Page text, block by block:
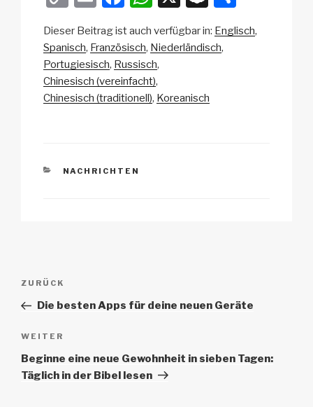
p
y
Li
n
ail c
e
b
o
at
s
A
p
a
h
e
Dieser Beitrag ist auch verfügbar in: Englisch
Spanisch Französisch Niederländisch
Portugiesisch Russisch
Chinesisch (vereinfacht)
Chinesisch (traditionell) Koreanisch
KATEGORIEN
NACHRICHTEN
Beitrags-
Vorheriger
Beitrag
ZURÜCK
Die besten Apps für deine neuen Geräte
Nächster
Beitrag
WEITER
Beginne eine neue Gewohnheit in sieben Tagen:
Täglich in der Bibel lesen